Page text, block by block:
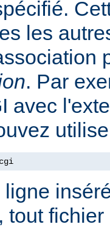
les
. Par
avec
cgi
tout